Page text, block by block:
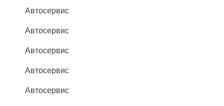
Автосервис
Автосервис
Автосервис
Автосервис
Автосервис